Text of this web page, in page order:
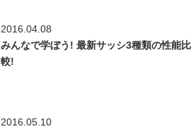
2016.04.08
みんなで学ぼう! 最新サッシ3種類の性能比
較!
2016.05.10